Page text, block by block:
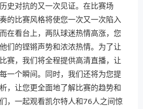
史对抗的又一次见证。在比赛场
的比赛风格将使您一次又一次陷入
在看台上，两队球迷热情高涨，您
们的铿锵声势和浓浓热情。为了让
赛，我们将全程提供高清直播，让
一个瞬间。同时，我们还将为您提
，让您更全面地了解比赛的趋势和
，一起观看凯尔特人和76人之间惊